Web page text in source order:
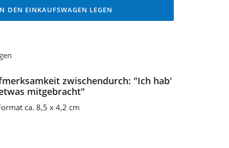
DEN EINKAUFSWAGEN LEGEN
zwischendurch: "Ich hab'
mitgebracht"
ca. 8,5 x 4,2 cm